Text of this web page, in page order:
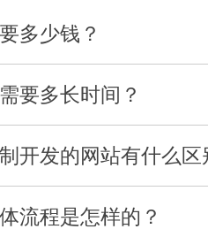
站制作
04
河北经贸大学
2019-04
多少钱？
要多长时间？
开发的网站有什么区
流程是怎样的？